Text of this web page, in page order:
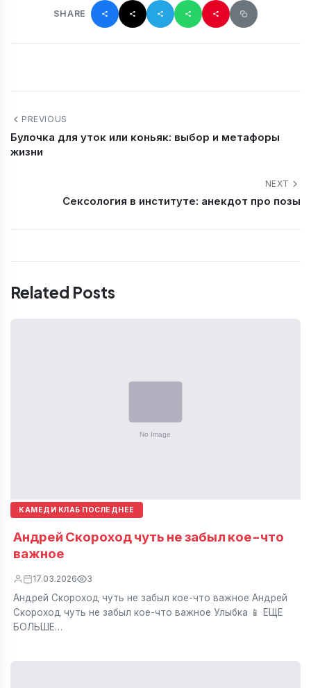
SHARE
PREVIOUS
Булочка для уток или коньяк: выбор и метафоры
жизни
NEXT
Сексология в институте: анекдот про позы
Related Posts
КАМЕДИ КЛАБ ПОСЛЕДНЕЕ
Андрей Скороход чуть не забыл кое-что
важное
17.03.2026 3
Андрей Скороход чуть не забыл кое-что важное Андрей
Скороход чуть не забыл кое-что важное Улыбка 📱 ЕЩЕ
БОЛЬШЕ…